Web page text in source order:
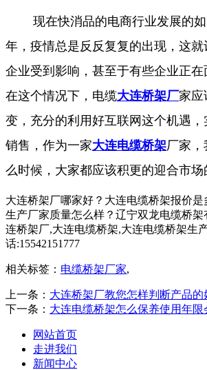
现在快消品的电商行业发展的如
年，疫情总是反反复复的出现，这
企业受到影响，甚至于有些企业正在
在这个情况下，电缆大连桥架厂家应
变，充分的利用好互联网这个机遇
销售，作为一家大连电缆桥架厂家
么时候，大家都应该积更的迎合市场
大连桥架厂哪家好？大连电缆桥架报价
生产厂家质量怎么样？辽宁双龙电缆桥
连桥架厂,大连电缆桥架,大连电缆桥架生
话:15542151777
相关标签： 电缆桥架厂家,
上一条： 大连桥架厂教您怎样判断产品
下一条： 大连电缆桥架怎么保养使用年限
网站首页
走进我们
新闻中心